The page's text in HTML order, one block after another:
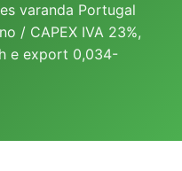
varanda Portugal
/ CAPEX IVA 23%,
e export 0,034-